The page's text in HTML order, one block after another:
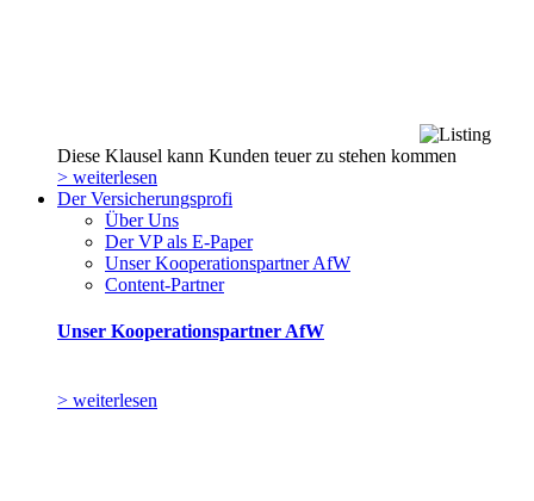
Diese Klausel kann Kunden teuer zu stehen kommen
> weiterlesen
Der Versicherungsprofi
Über Uns
Der VP als E-Paper
Unser Kooperationspartner AfW
Content-Partner
Unser Kooperationspartner AfW
> weiterlesen